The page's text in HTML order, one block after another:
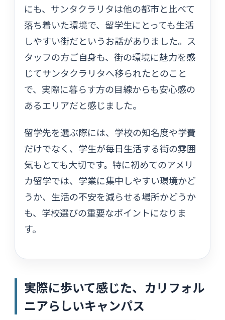
にも、サンタクラリタは他の都市と比べて
落ち着いた環境で、留学生にとっても生活
しやすい街だというお話がありました。ス
タッフの方ご自身も、街の環境に魅力を感
じてサンタクラリタへ移られたとのこと
で、実際に暮らす方の目線からも安心感の
あるエリアだと感じました。
留学先を選ぶ際には、学校の知名度や学費
だけでなく、学生が毎日生活する街の雰囲
気もとても大切です。特に初めてのアメリ
カ留学では、学業に集中しやすい環境かど
うか、生活の不安を減らせる場所かどうか
も、学校選びの重要なポイントになりま
す。
実際に歩いて感じた、カリフォル
ニアらしいキャンパス